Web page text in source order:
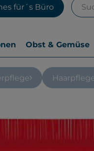
für´s Büro
Obst & Gemüse